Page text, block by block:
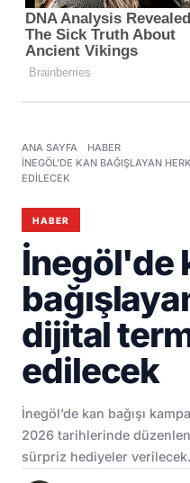
ANA SAYFA
HABER
İNEGÖL'DE KAN BAĞIŞLAYAN
EDILECEK
HABER
İnegöl'de
dijital
edilecek
İnegöl’de kan bağışı
2026 tarihlerinde
sürpriz hediyeler verilecek.